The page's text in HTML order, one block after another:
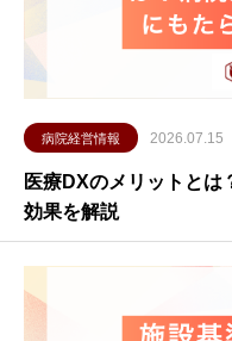
病院経営情報 2026.07.15
医療DXのメリットとは
効果を解説